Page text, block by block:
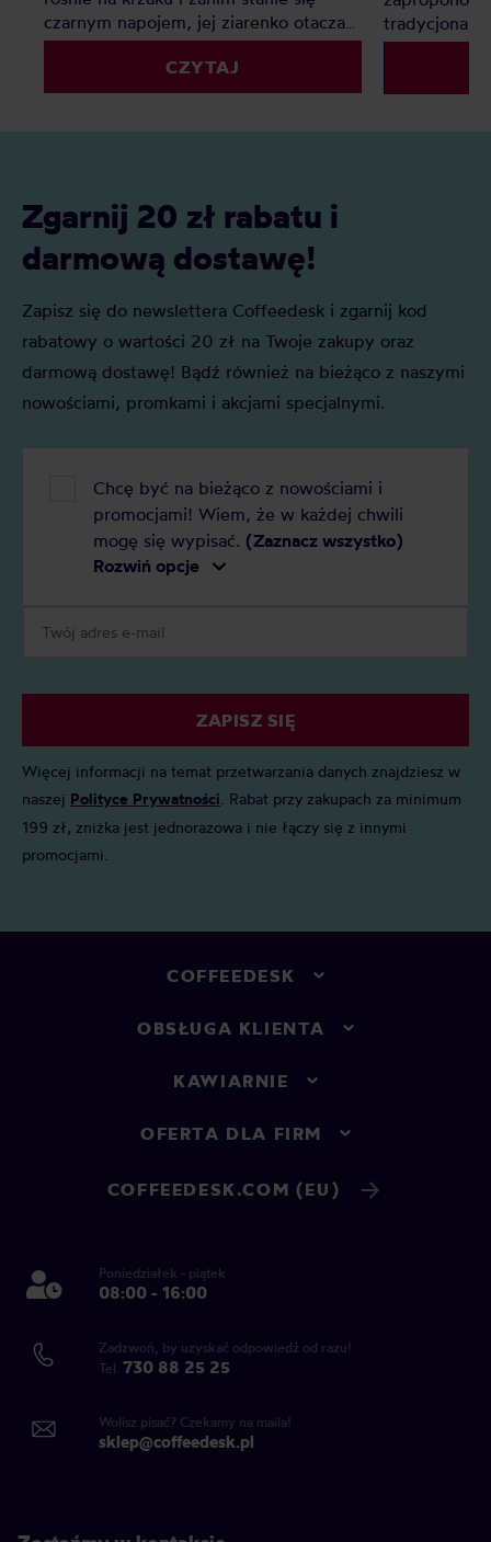
czarnym napojem, jej ziarenko otacza
słodki owoc? Istnieją tylko dwa gatunki
kawy: Arabika i Robusta
CZYTAJ
Zgarnij 20 zł rabatu i
darmową dostawę!
Zapisz się do newslettera Coffeedesk i zgarnij kod
rabatowy o wartości 20 zł na Twoje zakupy oraz
darmową dostawę! Bądź również na bieżąco z naszymi
nowościami, promkami i akcjami specjalnymi.
Chcę być na bieżąco z nowościami i
promocjami! Wiem, że w każdej chwili
mogę się wypisać. (Zaznacz wszystko)
Rozwiń opcje
ZAPISZ SIĘ
Więcej informacji na temat przetwarzania danych znajdziesz w
naszej Polityce Prywatności . Rabat przy zakupach za minimum
199 zł, zniżka jest jednorazowa i nie łączy się z innymi
promocjami.
COFFEEDESK
OBSŁUGA KLIENTA
KAWIARNIE
OFERTA DLA FIRM
COFFEEDESK.COM (EU)
Poniedziałek - piątek
08:00 - 16:00
Zadzwoń, by uzyskać odpowiedź od razu!
Tel. 730 88 25 25
Wolisz pisać? Czekamy na maila!
sklep@coffeedesk.pl